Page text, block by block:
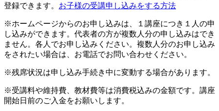
登録できます。 お子様の受講申し込みをする方法
※ホームページからのお申し込みは、１講座につき１人の申
し込みができます。代表者の方が複数人分の申し込みはでき
ません。各人でお申し込みください。複数人分のお申し込み
をされたい場合は、お電話でお問い合わせください。
※残席状況は申し込み手続き中に変動する場合があります。
※受講料や維持費、教材費等は消費税込みの金額です。講座
開始日前のご入金をお願いします。